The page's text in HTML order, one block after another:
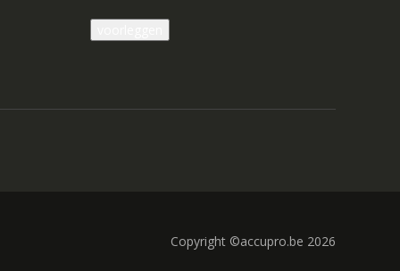
Copyright ©accupro.be 2026